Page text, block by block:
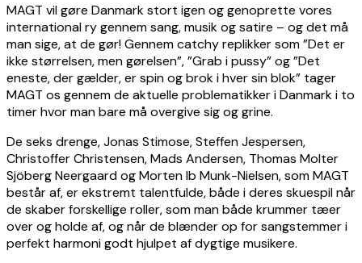
MAGT vil gøre Danmark stort igen og genoprette vores
international ry gennem sang, musik og satire – og det må
man sige, at de gør! Gennem catchy replikker som ”Det er
ikke størrelsen, men gørelsen”, ”Grab i pussy” og ”Det
eneste, der gælder, er spin og brok i hver sin blok” tager
MAGT os gennem de aktuelle problematikker i Danmark i to
timer hvor man bare må overgive sig og grine.
De seks drenge, Jonas Stimose, Steffen Jespersen,
Christoffer Christensen, Mads Andersen, Thomas Molter
Sjöberg Neergaard og Morten Ib Munk-Nielsen, som MAGT
består af, er ekstremt talentfulde, både i deres skuespil når
de skaber forskellige roller, som man både krummer tæer
over og holde af, og når de blænder op for sangstemmer i
perfekt harmoni godt hjulpet af dygtige musikere.